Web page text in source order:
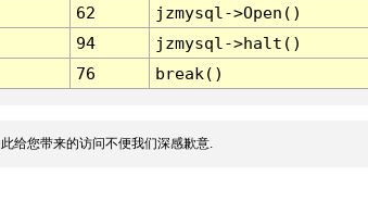
62
jzmysql->Open()
94
jzmysql->halt()
76 break()
给您带来的访问不便我们深感歉意.